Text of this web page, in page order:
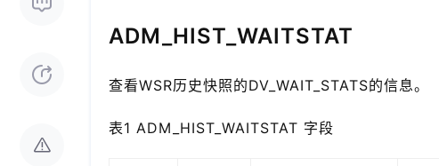
ADM_HIST_WAITSTAT
查看WSR历史快照的DV_WAIT_STATS的信息。
表1 ADM_HIST_WAITSTAT 字段